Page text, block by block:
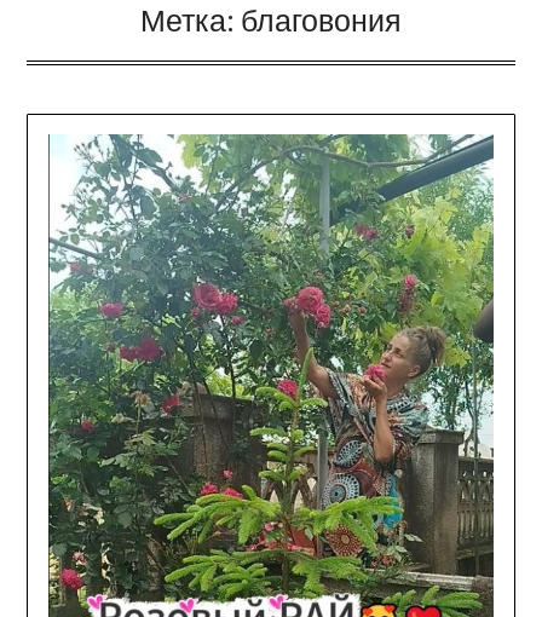
Метка: благовония